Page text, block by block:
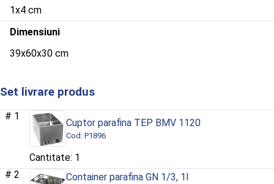
1x4 cm
Dimensiuni
39x60x30 cm
Set livrare produs
1
Cuptor parafina TEP BMV 1120
Cod: P1896
1
2
Container parafina GN 1/3, 1l